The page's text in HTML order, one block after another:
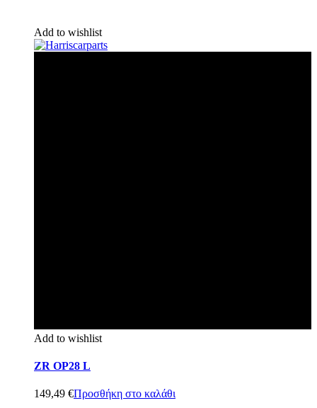
Add to wishlist
Add to wishlist
ZR OP28 L
149,49 €Προσθήκη στο καλάθι